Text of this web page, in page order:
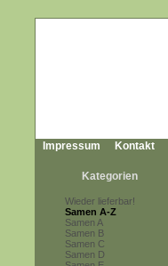
Impressum Kontakt
Kategorien
Wieder lieferbar!
Samen A-Z
Samen A
Samen B
Samen C
Samen D